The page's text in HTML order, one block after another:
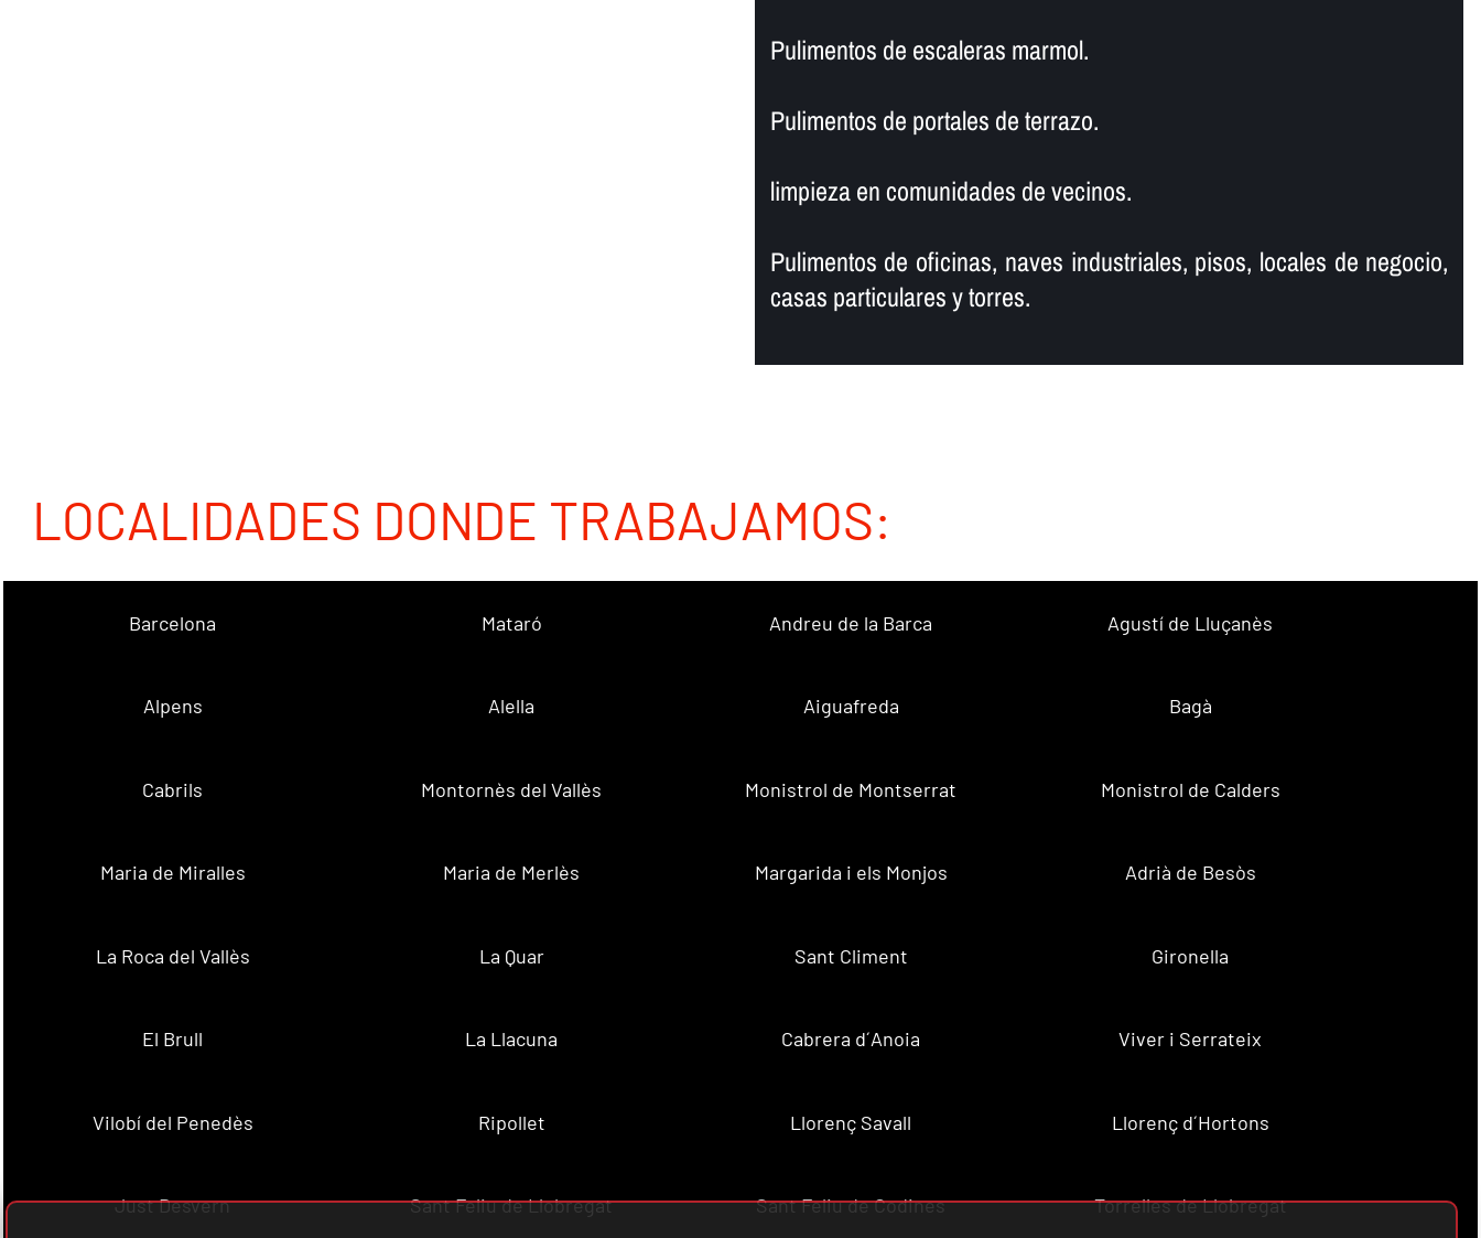
Pulimentos de escaleras marmol.
Pulimentos de portales de terrazo.
limpieza en comunidades de vecinos.
Pulimentos de oficinas, naves industriales, pisos, locales de negocio,
casas particulares y torres.
LOCALIDADES DONDE TRABAJAMOS:
Barcelona Mataró Andreu de la Barca Agustí de Lluçanès
Alpens Alella Aiguafreda Bagà
Cabrils Montornès del Vallès Monistrol de Montserrat Monistrol de Calders
Maria de Miralles Maria de Merlès Margarida i els Monjos Adrià de Besòs
La Roca del Vallès La Quar Sant Climent Gironella
El Brull La Llacuna Cabrera d´Anoia Viver i Serrateix
Vilobí del Penedès Ripollet Llorenç Savall Llorenç d´Hortons
Just Desvern Sant Feliu de Llobregat Sant Feliu de Codines Torrelles de Llobregat